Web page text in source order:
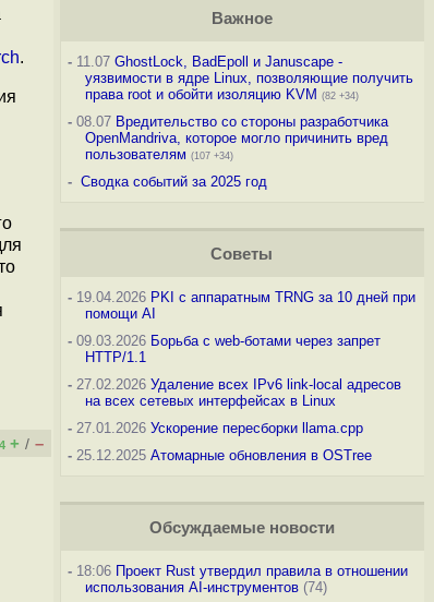
.
+ / –
Важное
-11.07 GhostLock, BadEpoll и Januscape -
уязвимости в ядре Linux, позволяющие получить
права root и обойти изоляцию KVM (82 +34)
-08.07 Вредительство со стороны разработчика
OpenMandriva, которое могло причинить вред
пользователям (107 +34)
- Сводка событий за 2025 год
Советы
-19.04.2026 PKI с аппаратным TRNG за 10 дней при
помощи AI
-09.03.2026 Борьба с web-ботами через запрет
HTTP/1.1
-27.02.2026 Удаление всех IPv6 link-local адресов
на всех сетевых интерфейсах в Linux
-27.01.2026 Ускорение пересборки llama.cpp
-25.12.2025 Атомарные обновления в OSTree
Обсуждаемые новости
-18:06 Проект Rust утвердил правила в отношении
использования AI-инструментов(74)